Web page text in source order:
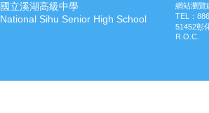
國立溪湖高級中學
National Sihu Senior High School
網站瀏覽
TEL：
51452彰
R.O.C.